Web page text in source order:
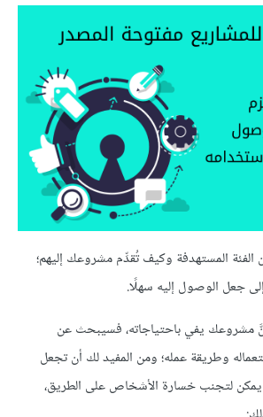
المستهدفة وكيف تُقدِّم مشروعك إليهم؛
جعل الوصول إليه سهلًا.
مشروعك يفي باحتياجاته، فسيبحث عن
وطريقة عمله؛ ومن المفيد لك أن تجعل
يمكن لتجنب خسارة الأشخاص على الطريق،